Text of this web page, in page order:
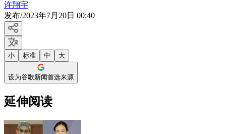
许翔宇
发布/2023年7月20日 00:40
小 标准 中 大
设为谷歌新闻首选来源
延伸阅读